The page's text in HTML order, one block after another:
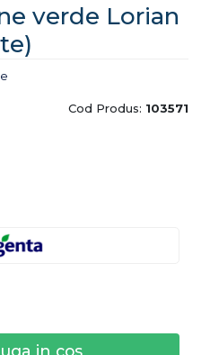
verde Lorian
Cod Produs: 103571
in cos